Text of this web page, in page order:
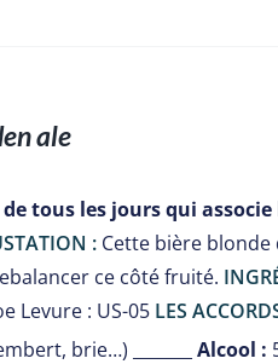
ale
de tous les jours qui
:Cette bière blonde
ce côté fruité.
Levure : US-05 LES
brie…) _______ Alcool :